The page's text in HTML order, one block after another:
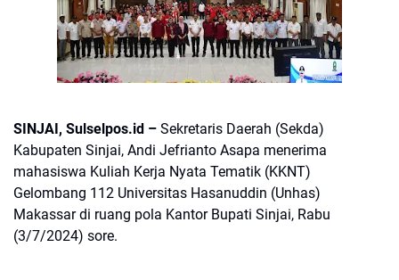
SINJAI, Sulselpos.id – Sekretaris Daerah (Sekda)
Kabupaten Sinjai, Andi Jefrianto Asapa menerima
mahasiswa Kuliah Kerja Nyata Tematik (KKNT)
Gelombang 112 Universitas Hasanuddin (Unhas)
Makassar di ruang pola Kantor Bupati Sinjai, Rabu
(3/7/2024) sore.